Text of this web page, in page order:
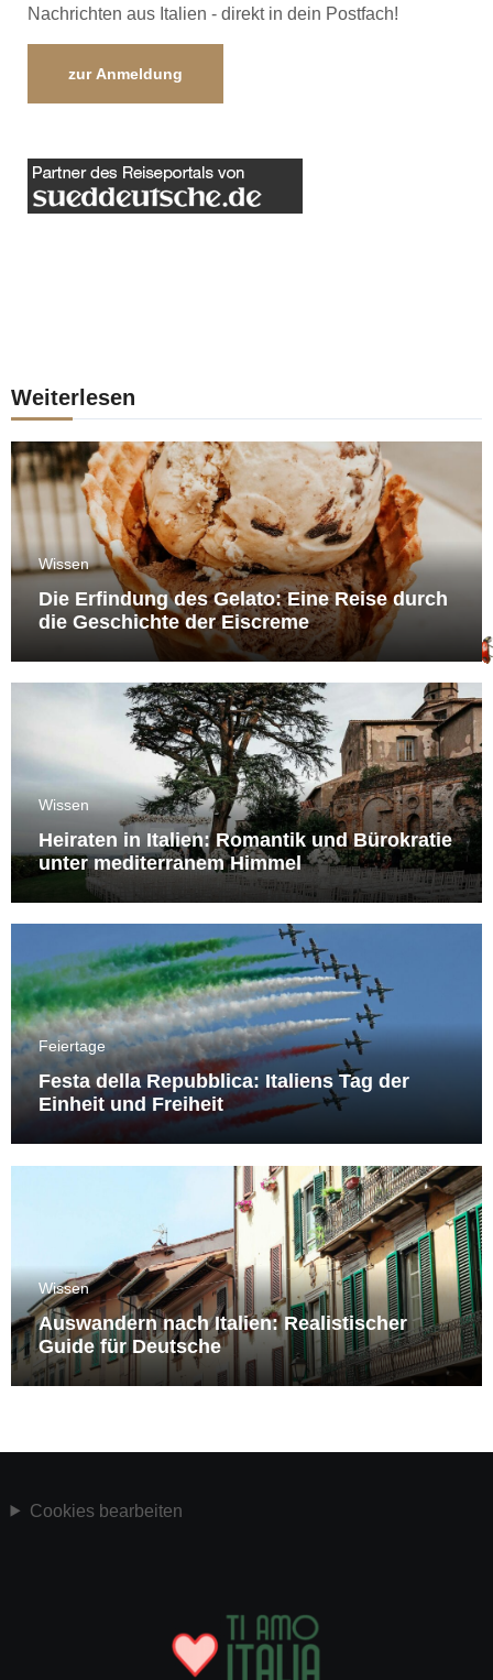
Nachrichten aus Italien - direkt in dein Postfach!
zur Anmeldung
Weiterlesen
Wissen
Die Erfindung des Gelato: Eine Reise durch
die Geschichte der Eiscreme
Wissen
Heiraten in Italien: Romantik und Bürokratie
unter mediterranem Himmel
Feiertage
Festa della Repubblica: Italiens Tag der
Einheit und Freiheit
Wissen
Auswandern nach Italien: Realistischer
Guide für Deutsche
Cookies bearbeiten